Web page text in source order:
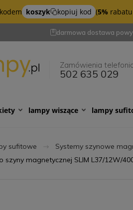
koszyk kopiuj kod (5% rabatu
darmowa dostawa
Zamówienia
502 635 029
lampy wiszące lampy
sufitowe Systemy szynowe
szyny magnetycznej SLIM L37/12W/